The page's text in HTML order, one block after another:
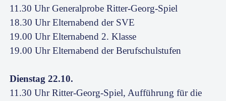
11.30 Uhr Generalprobe Ritter-Georg-Spiel
18.30 Uhr Elternabend der SVE
19.00 Uhr Elternabend 2. Klasse
19.00 Uhr Elternabend der Berufschulstufen
Dienstag 22.10.
11.30 Uhr Ritter-Georg-Spiel, Aufführung für die